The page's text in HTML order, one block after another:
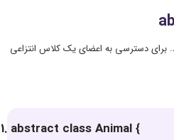
برای دسترسی به اعضای یک کلاس انتزاعی
abstract class Animal {